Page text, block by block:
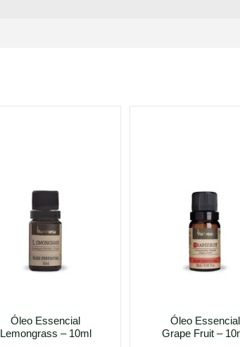
Óleo Essencial
Lemongrass – 10ml
Óleo Essencial
Grape Fruit –